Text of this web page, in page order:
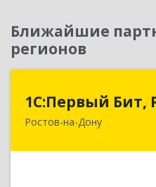
Ближайшие
регионов
1С:Первый Бит,
Ростов-на-Дону
1С:Первый
344091,